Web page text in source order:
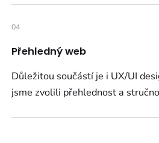
04
Přehledný web
Důležitou součástí je i UX/UI
jsme zvolili přehlednost a